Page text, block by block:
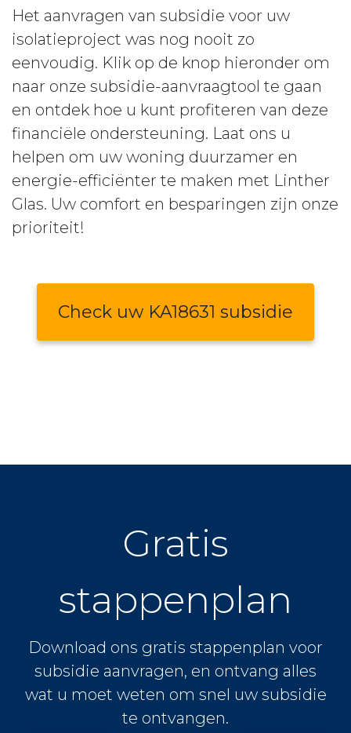
Het aanvragen van subsidie voor uw
isolatieproject was nog nooit zo
eenvoudig. Klik op de knop hieronder om
naar onze subsidie-aanvraagtool te gaan
en ontdek hoe u kunt profiteren van deze
financiële ondersteuning. Laat ons u
helpen om uw woning duurzamer en
energie-efficiënter te maken met Linther
Glas. Uw comfort en besparingen zijn onze
prioriteit!
Check uw KA18631 subsidie
Gratis
stappenplan
Download ons gratis stappenplan voor
subsidie aanvragen, en ontvang alles
wat u moet weten om snel uw subsidie
te ontvangen.